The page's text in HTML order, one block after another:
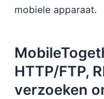
mobiele apparaat.
HTTP/FTP,
verzoeken